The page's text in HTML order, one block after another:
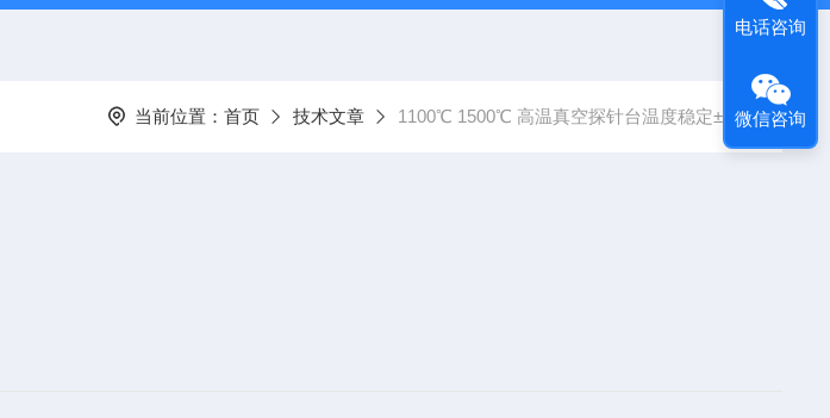
当前位置： 首页 技术文章 1100℃ 1500℃ 高温真空探针台温度稳定±1℃
电话咨询
微信咨询